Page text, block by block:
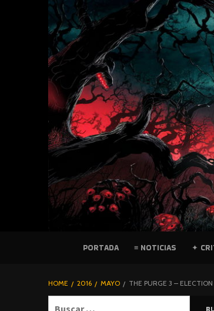
PELICULAS
BLOGHORROR
⋆
PORTADA ≡ NOTICIAS ✦
HOME 2016 MAYO THE PURGE 3 –